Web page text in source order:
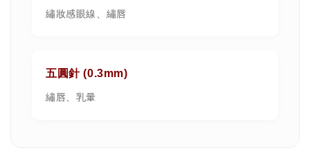
繡妝感眼線、繡唇
五圓針 (0.3mm)
繡唇、乳暈